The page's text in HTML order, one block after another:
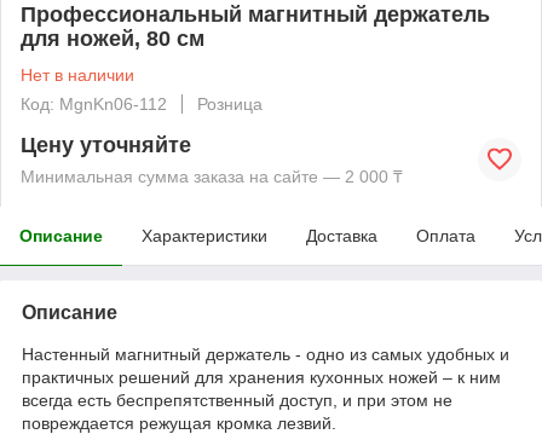
Профессиональный магнитный держатель
для ножей, 80 см
Нет в наличии
Код: MgnKn06-112
Розница
Цену уточняйте
Минимальная сумма заказа на сайте — 2 000 ₸
Описание Характеристики Доставка Оплата
Описание
Настенный магнитный держатель - одно из самых удобных и
практичных решений для хранения кухонных ножей – к ним
всегда есть беспрепятственный доступ, и при этом не
повреждается режущая кромка лезвий.